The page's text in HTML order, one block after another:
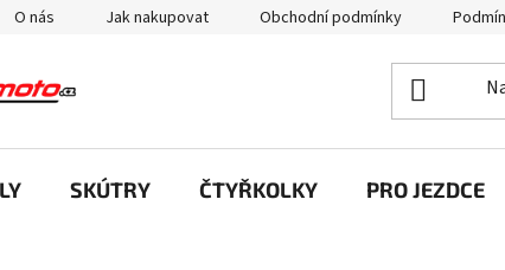
O nás Jak nakupovat Obchodní podmínky
SKÚTRY ČTYŘKOLKY PRO JEZDCE